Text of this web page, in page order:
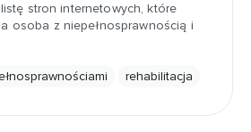
stron internetowych, które
osoba z niepełnosprawnością i
rehabilitacja